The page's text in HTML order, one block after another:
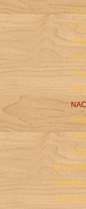
HOI
HOI
NAMIBIA
SIZILIEN